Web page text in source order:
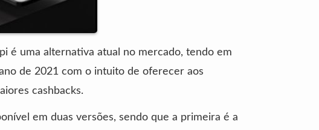
é uma alternativa atual no mercado, tendo em
de 2021 com o intuito de oferecer aos
cashbacks.
em duas versões, sendo que a primeira é a